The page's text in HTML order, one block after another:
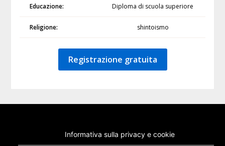
Educazione: Diploma di scuola superiore
Religione: shintoismo
Registrazione gratuita
Informativa sulla privacy e cookie